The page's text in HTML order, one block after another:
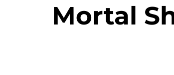
Mortal